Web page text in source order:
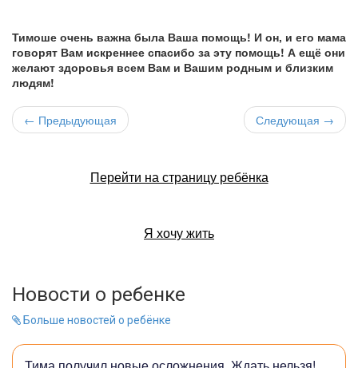
Тимоше очень важна была Ваша помощь! И он, и его мама
говорят Вам искреннее спасибо за эту помощь! А ещё они
желают здоровья всем Вам и Вашим родным и близким
людям!
← Предыдующая Следующая →
Перейти на страницу ребёнка
Я хочу жить
Новости о ребенке
Больше новостей о ребёнке